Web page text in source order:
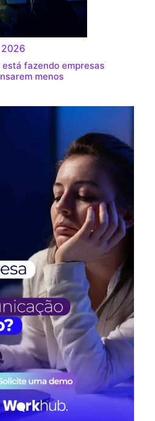
está fazendo empresas
menos